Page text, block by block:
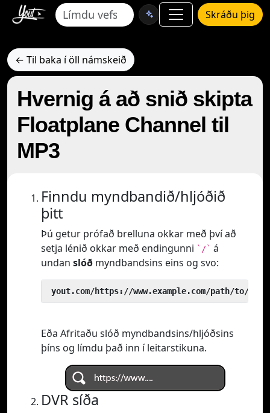
Skráðu þig
← Til baka í öll námskeið
Hvernig á að snið skipta
Floatplane Channel til
MP3
Finndu myndbandið/hljóðið
þitt
Þú getur prófað brelluna okkar með því að
setja lénið okkar með endingunni `/` á
undan slóð myndbandsins eins og svo:
yout.com/https://www.example.com/path/to/
Eða Afritaðu slóð myndbandsins/hljóðsins
þíns og límdu það inn í leitarstikuna.
DVR síða